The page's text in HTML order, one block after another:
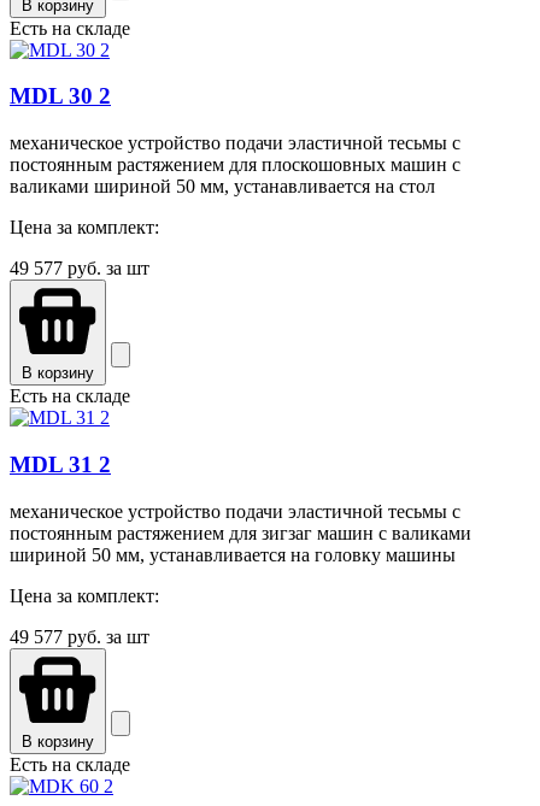
В корзину
Есть на складе
MDL 30 2
механическое устройство подачи эластичной тесьмы с
постоянным растяжением для плоскошовных машин с
валиками шириной 50 мм, устанавливается на стол
Цена за комплект:
49 577 руб. за шт
В корзину
Есть на складе
MDL 31 2
механическое устройство подачи эластичной тесьмы с
постоянным растяжением для зигзаг машин с валиками
шириной 50 мм, устанавливается на головку машины
Цена за комплект:
49 577 руб. за шт
В корзину
Есть на складе